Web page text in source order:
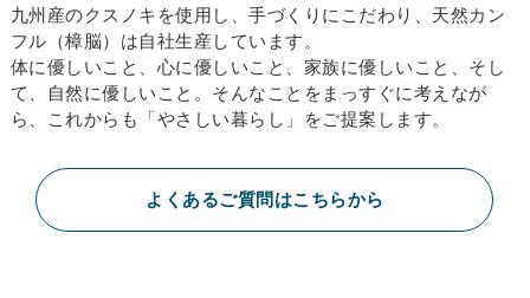
九州産のクスノキを使用し、手づくりにこだわり、天然カン
フル（樟脳）は自社生産しています。
体に優しいこと、心に優しいこと、家族に優しいこと、そし
て、自然に優しいこと。そんなことをまっすぐに考えなが
ら、これからも「やさしい暮らし」をご提案します。
よくあるご質問はこちらから